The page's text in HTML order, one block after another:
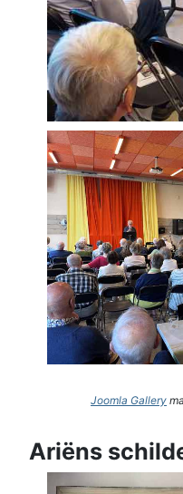
Joomla Gallery
Ariëns